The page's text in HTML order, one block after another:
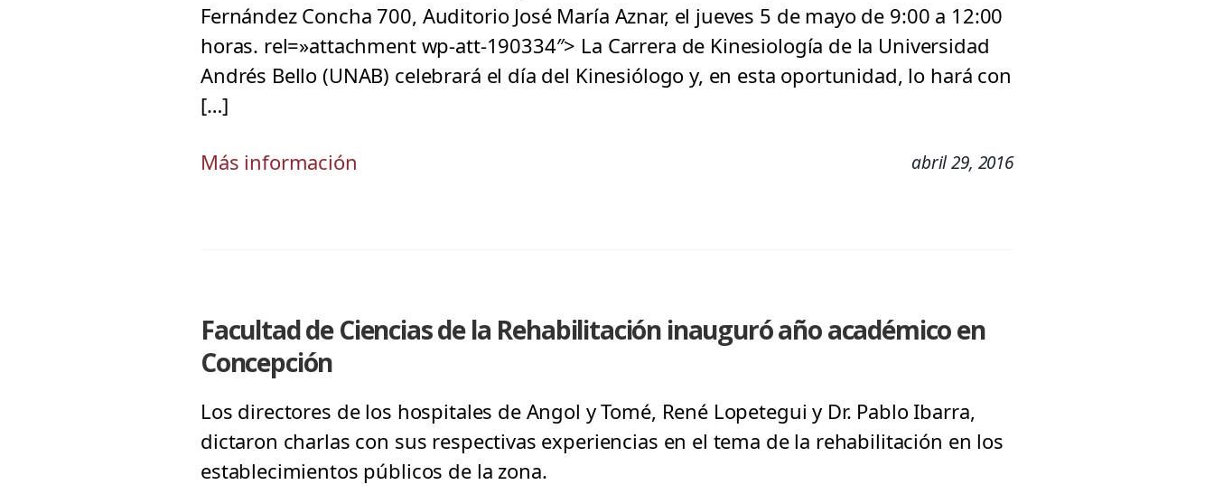
Fernández Concha 700, Auditorio José María Aznar, el jueves 5 de mayo de 9:00 a 12:00
horas. rel=»attachment wp-att-190334″> La Carrera de Kinesiología de la Universidad
Andrés Bello (UNAB) celebrará el día del Kinesiólogo y, en esta oportunidad, lo hará con
[…]
Más información abril 29, 2016
Facultad de Ciencias de la Rehabilitación inauguró año académico en
Concepción
Los directores de los hospitales de Angol y Tomé, René Lopetegui y Dr. Pablo Ibarra,
dictaron charlas con sus respectivas experiencias en el tema de la rehabilitación en los
establecimientos públicos de la zona.